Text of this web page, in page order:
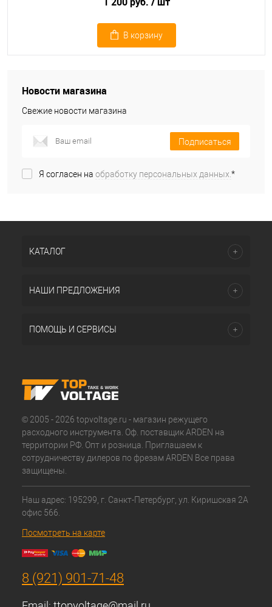
В корзину
Новости магазина
Свежие новости магазина
Подписаться
Я согласен на обработку персональных данных.*
КАТАЛОГ
НАШИ ПРЕДЛОЖЕНИЯ
ПОМОЩЬ И СЕРВИСЫ
© 2005 - 2026 topvoltage.ru - магазин режущего
расходного инструмента. Оф. поставщик ARDEN на
территории РФ. Опт и розница. Приглашаем к
сотрудничеству дилеров по фрезам ARDEN Все права
защищены.
Наш адрес: 195299, г. Санкт-Петербург, ул. Киришская 2А
офис 566.
Посмотреть на карте
8 (921) 901-71-48